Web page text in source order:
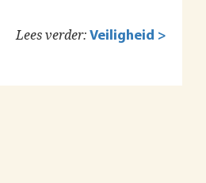
Lees verder: Veiligheid >